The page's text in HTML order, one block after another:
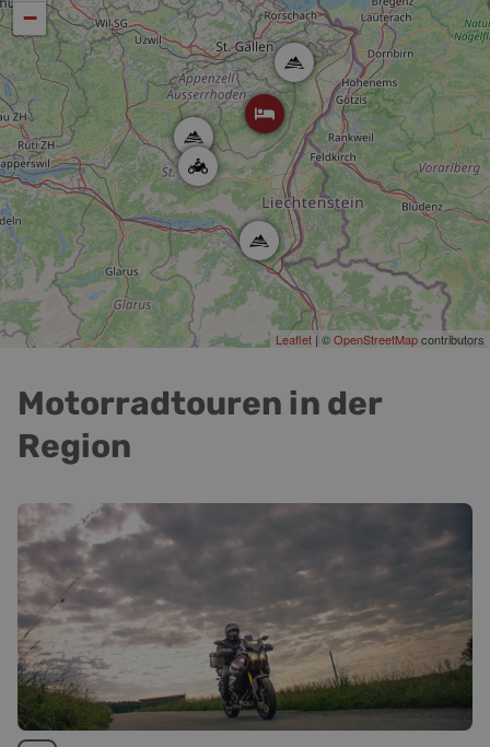
−
Leaflet | ©OpenStreetMapcontributors
Motorradtouren in der
Region